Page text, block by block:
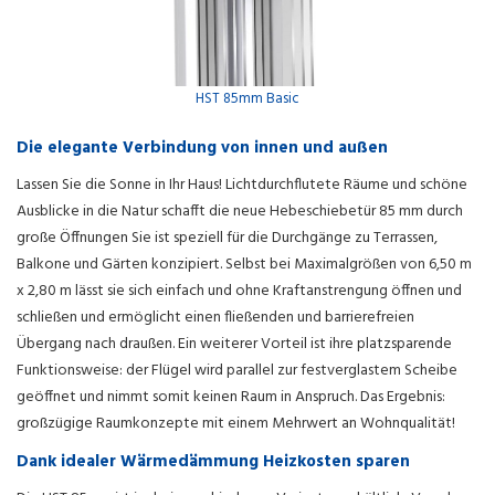
HST 85mm Basic
Die elegante Verbindung von innen und außen
Lassen Sie die Sonne in Ihr Haus! Lichtdurchflutete Räume und schöne
Ausblicke in die Natur schafft die neue Hebeschiebetür 85 mm durch
große Öffnungen Sie ist speziell für die Durchgänge zu Terrassen,
Balkone und Gärten konzipiert. Selbst bei Maximalgrößen von 6,50 m
x 2,80 m lässt sie sich einfach und ohne Kraftanstrengung öffnen und
schließen und ermöglicht einen fließenden und barrierefreien
Übergang nach draußen. Ein weiterer Vorteil ist ihre platzsparende
Funktionsweise: der Flügel wird parallel zur festverglastem Scheibe
geöffnet und nimmt somit keinen Raum in Anspruch. Das Ergebnis:
großzügige Raumkonzepte mit einem Mehrwert an Wohnqualität!
Dank idealer Wärmedämmung Heizkosten sparen